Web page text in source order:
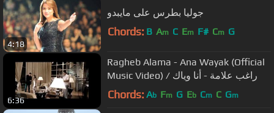
4:18
جوليا بطرس على مايبدو
Chords: B Am C Em F# Cm G
6:36
Ragheb Alama - Ana Wayak (Official
Music Video) / راغب علامة - أنا وياك
Chords: Ab Fm G Eb Cm C Gm